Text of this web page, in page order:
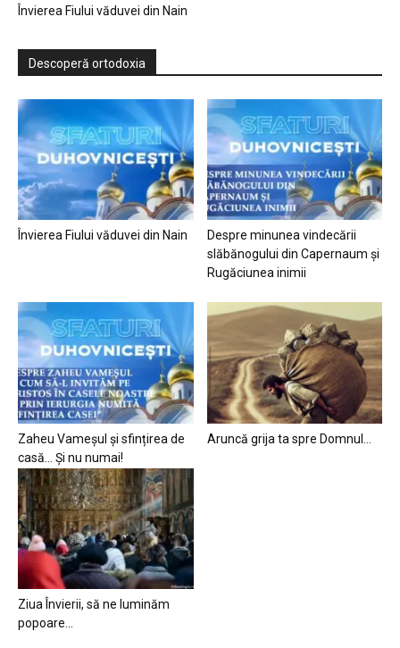
Învierea Fiului văduvei din Nain
Descoperă ortodoxia
Învierea Fiului văduvei din Nain
Despre minunea vindecării
slăbănogului din Capernaum și
Rugăciunea inimii
Zaheu Vameșul și sfințirea de
casă… Și nu numai!
Aruncă grija ta spre Domnul…
Ziua Învierii, să ne luminăm
popoare…